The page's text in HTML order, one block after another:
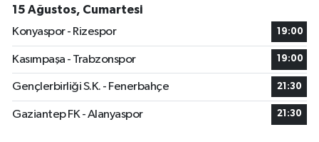
15 Ağustos, Cumartesi
Konyaspor - Rizespor
19:00
Kasımpaşa - Trabzonspor 19:00
Gençlerbirliği S.K. - Fenerbahçe 21:30
Gaziantep FK - Alanyaspor 21:30